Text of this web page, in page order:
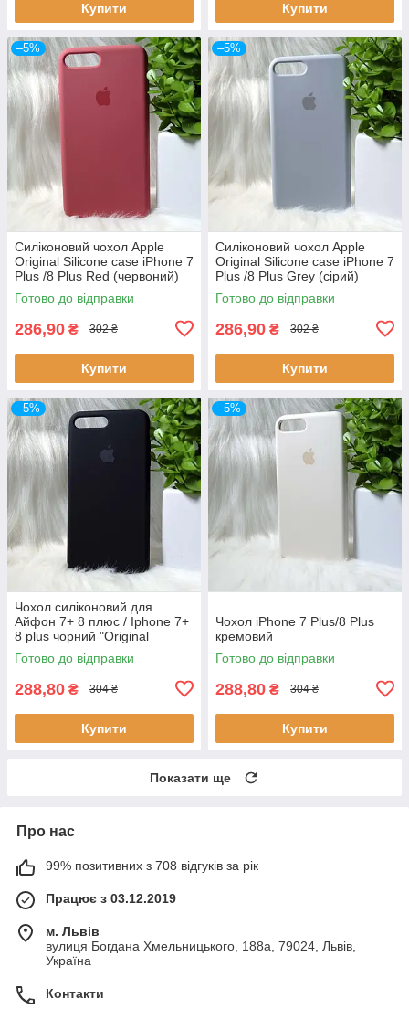
Купити Купити
–5%
Силіконовий чохол Apple
Original Silicone case iPhone 7
Plus /8 Plus Red (червоний)
Готово до відправки
286,90 ₴ 302 ₴
Купити
–5%
Силіконовий чохол Apple
Original Silicone case iPhone 7
Plus /8 Plus Grey (сірий)
Готово до відправки
286,90 ₴ 302 ₴
Купити
–5%
Чохол силіконовий для
Айфон 7+ 8 плюс / Iphone 7+
8 plus чорний "Original
Silicone case"
Готово до відправки
288,80 ₴ 304 ₴
Купити
–5%
Чохол iPhone 7 Plus/8 Plus
кремовий
Готово до відправки
288,80 ₴ 304 ₴
Купити
Показати ще
Про нас
99% позитивних з 708 відгуків за рік
Працює з 03.12.2019
м. Львів
вулиця Богдана Хмельницького, 188а, 79024, Львів,
Україна
Контакти